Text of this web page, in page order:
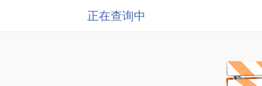
正在查询中